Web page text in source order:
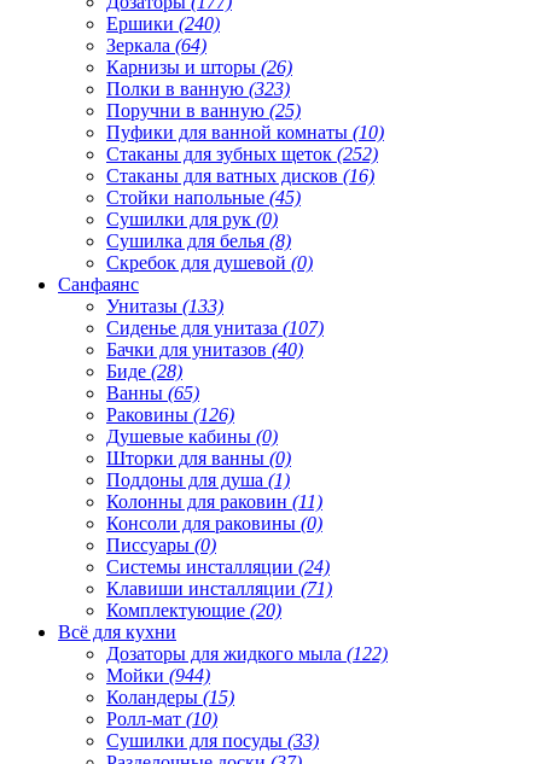
Ершики (240)
Зеркала (64)
Карнизы и шторы (26)
Полки в ванную (323)
Поручни в ванную (25)
Пуфики для ванной комнаты (10)
Стаканы для зубных щеток (252)
Стаканы для ватных дисков (16)
Стойки напольные (45)
Сушилки для рук (0)
Сушилка для белья (8)
Скребок для душевой (0)
Санфаянс
Унитазы (133)
Сиденье для унитаза (107)
Бачки для унитазов (40)
Биде (28)
Ванны (65)
Раковины (126)
Душевые кабины (0)
Шторки для ванны (0)
Поддоны для душа (1)
Колонны для раковин (11)
Консоли для раковины (0)
Писсуары (0)
Системы инсталляции (24)
Клавиши инсталляции (71)
Комплектующие (20)
Всё для кухни
Дозаторы для жидкого мыла (122)
Мойки (944)
Коландеры (15)
Ролл-мат (10)
Сушилки для посуды (33)